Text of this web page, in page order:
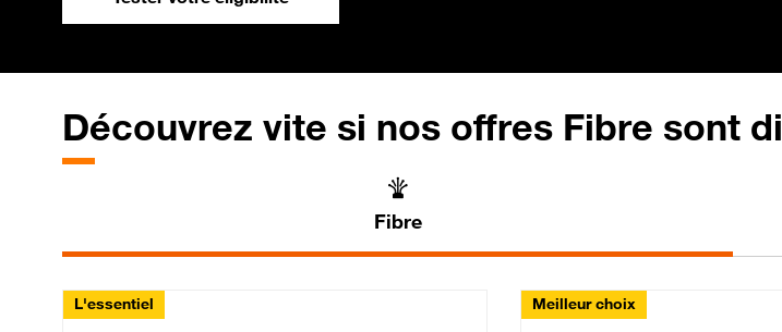
Découvrez vite si nos offres Fibre sont
Fibre
L'essentiel Meilleur choix